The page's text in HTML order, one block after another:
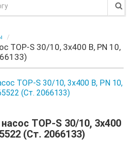
TOP-S 30/10, 3x400 B, PN 10,
TOP-S 30/10, 3x400
(Ст. 2066133)